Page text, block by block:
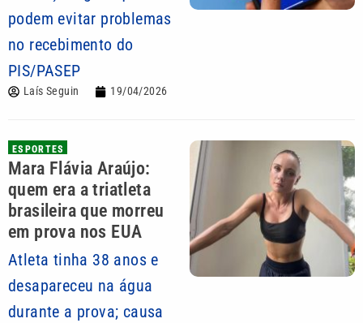
podem evitar problemas
no recebimento do
PIS/PASEP
Laís Seguin 19/04/2026
ESPORTES
Mara Flávia Araújo:
quem era a triatleta
brasileira que morreu
em prova nos EUA
Atleta tinha 38 anos e
desapareceu na água
durante a prova; causa